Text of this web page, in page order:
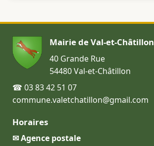
Mairie de Val-et-Châtillon
40 Grande Rue
54480 Val-et-Châtillon
☎ 03 83 42 51 07
commune.valetchatillon@gmail.com
Horaires
✉ Agence postale